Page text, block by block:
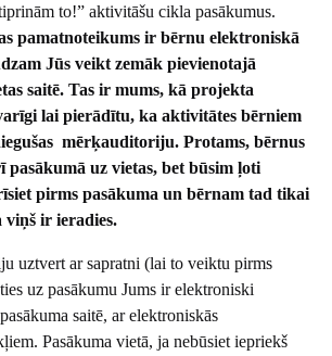
to!” aktivitāšu cikla pasākumus.
pamatnoteikums ir bērnu elektroniskā
Jūs veikt zemāk pievienotajā
saitē. Tas ir mums, kā projekta
lai pierādītu, ka aktivitātes bērniem
mērķauditoriju. Protams, bērnus
pasākumā uz vietas, bet būsim ļoti
pirms pasākuma un bērnam tad tikai
viņš ir ieradies.
uztvert ar sapratni (lai to veiktu pirms
uz pasākumu Jums ir elektroniski
saitē, ar elektroniskās
Pasākuma vietā, ja nebūsiet iepriekš